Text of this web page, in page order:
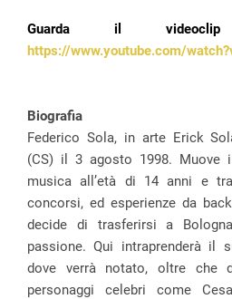
Guarda il
https://www.youtube.com/
Biografia
Federico Sola, in arte Erick
(CS) il 3 agosto 1998. Muove
musica all’età di 14 anni e
concorsi, ed esperienze da
decide di trasferirsi a
passione. Qui intraprenderà il
dove verrà notato, oltre che
personaggi celebri come